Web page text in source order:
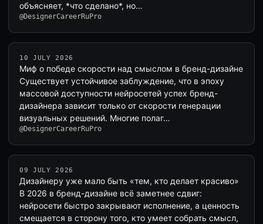
объясняет, *что сделано*, но…
@DesignerCareerRuPro
10 JULY 2026
Миф о победе скорости над смыслом в бренд-дизайне
Существует устойчивое заблуждение, что в эпоху
массовой доступности нейросетей успех бренд-
дизайнера зависит только от скорости генерации
визуальных решений. Многие полаг…
@DesignerCareerRuPro
09 JULY 2026
Дизайнеру уже мало быть «тем, кто делает красиво»
В 2026 в бренд-дизайне всё заметнее сдвиг:
нейросети быстро закрывают исполнение, а ценность
смещается в сторону того, кто умеет собрать смысл,